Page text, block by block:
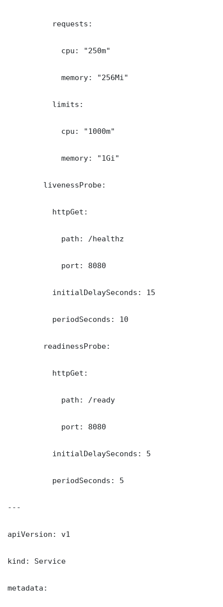
          requests:
            cpu: "250m"
            memory: "256Mi"
          limits:
            cpu: "1000m"
            memory: "1Gi"
        livenessProbe:
          httpGet:
            path: /healthz
            port: 8080
          initialDelaySeconds: 15
          periodSeconds: 10
        readinessProbe:
          httpGet:
            path: /ready
            port: 8080
          initialDelaySeconds: 5
          periodSeconds: 5
---
apiVersion: v1
kind: Service
metadata: